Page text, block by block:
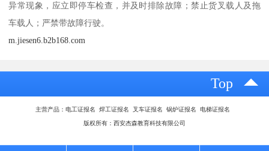
异常现象，应立即停车检查，并及时排除故障；禁止货叉载人及拖
车载人；严禁带故障行驶。
m.jiesen6.b2b168.com
Top
主营产品：电工证报名 焊工证报名 叉车证报名 锅炉证报名 电梯证报名
版权所有：西安杰森教育科技有限公司